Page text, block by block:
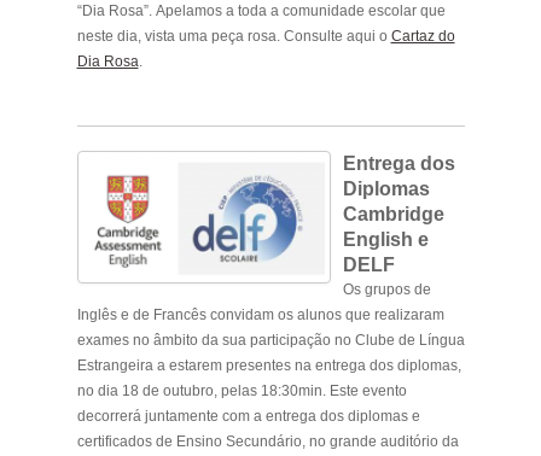
“Dia Rosa”. Apelamos a toda a comunidade escolar que
neste dia, vista uma peça rosa. Consulte aqui o Cartaz do
Dia Rosa
Entrega dos
Diplomas
Cambridge
English e
DELF
Os grupos de
Inglês e de Francês convidam os alunos que realizaram
exames no âmbito da sua participação no Clube de Língua
Estrangeira a estarem presentes na entrega dos diplomas,
no dia 18 de outubro, pelas 18:30min. Este evento
decorrerá juntamente com a entrega dos diplomas e
certificados de Ensino Secundário, no grande auditório da